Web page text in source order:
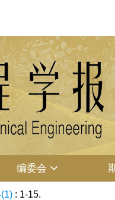
编委会
: 1-15.